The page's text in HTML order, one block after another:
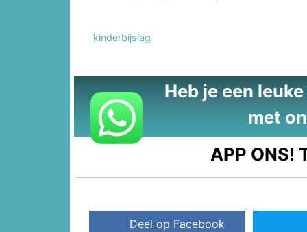
kinderbijslag
Heb je een
met
APP ONS!
Deel op Facebook